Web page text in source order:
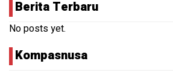
Berita Terbaru
No posts yet.
Kompasnusa